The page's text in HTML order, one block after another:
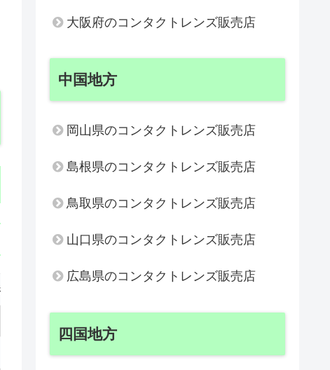
北 4F
大阪府のコンタクトレンズ販売店
中国地方
岡山県のコンタクトレンズ販売店
島根県のコンタクトレンズ販売店
鳥取県のコンタクトレンズ販売店
山口県のコンタクトレンズ販売店
広島県のコンタクトレンズ販売店
四国地方